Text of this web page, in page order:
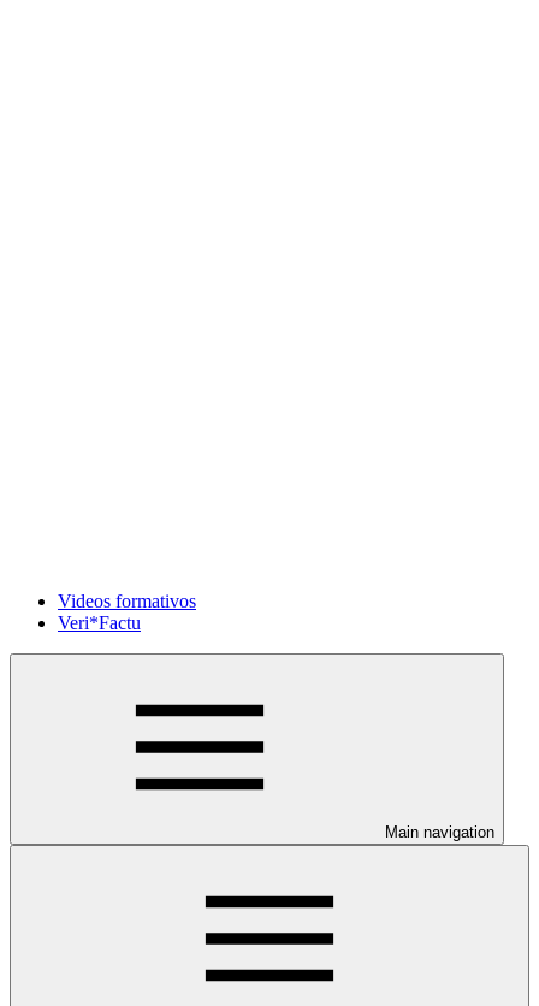
Videos formativos
Veri*Factu
Main navigation